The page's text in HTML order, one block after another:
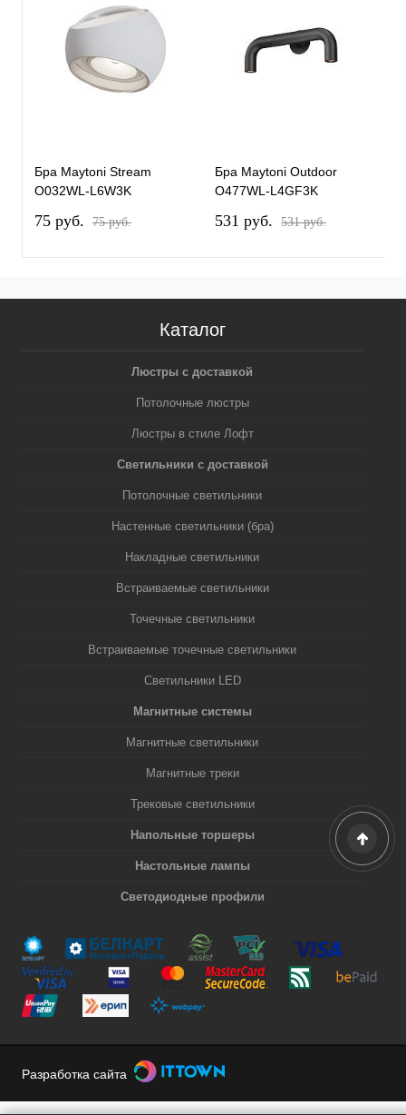
Бра Maytoni Stream
O032WL-L6W3K
75 pуб. 75 pуб.
Бра Maytoni Outdoor
O477WL-L4GF3K
531 pуб. 531 pуб.
Каталог
Люстры с доставкой
Потолочные люстры
Люстры в стиле Лофт
Светильники с доставкой
Потолочные светильники
Настенные светильники (бра)
Накладные светильники
Встраиваемые светильники
Точечные светильники
Встраиваемые точечные светильники
Светильники LED
Магнитные системы
Магнитные светильники
Магнитные треки
Трековые светильники
Напольные торшеры
Настольные лампы
Светодиодные профили
Разработка сайта